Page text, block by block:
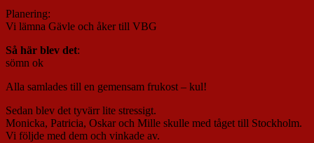
Planering:
Vi lämna Gävle och åker till VBG
Så här blev det:
sömn ok
Alla samlades till en gemensam frukost – kul!
Sedan blev det tyvärr lite stressigt.
Monicka, Patricia, Oskar och Mille skulle med tåget till Stockholm.
Vi följde med dem och vinkade av.